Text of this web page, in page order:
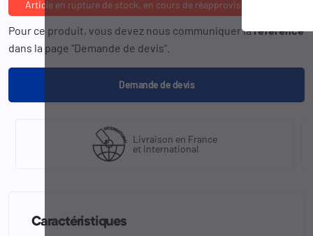
Article en rupture de stock, en cours de réapprovisionnement
Pour ce produit, vous devez nous communiquer laréférence
dans la page "Demande de devis".
Demande de devis
Livraison en France
et international
Caractéristiques